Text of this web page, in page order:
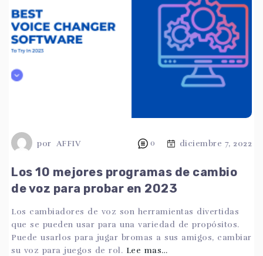
por AFFIV 0 diciembre 7, 2022
Los 10 mejores programas de cambio
de voz para probar en 2023
Los cambiadores de voz son herramientas divertidas
que se pueden usar para una variedad de propósitos.
Puede usarlos para jugar bromas a sus amigos, cambiar
su voz para juegos de rol. Lee mas…